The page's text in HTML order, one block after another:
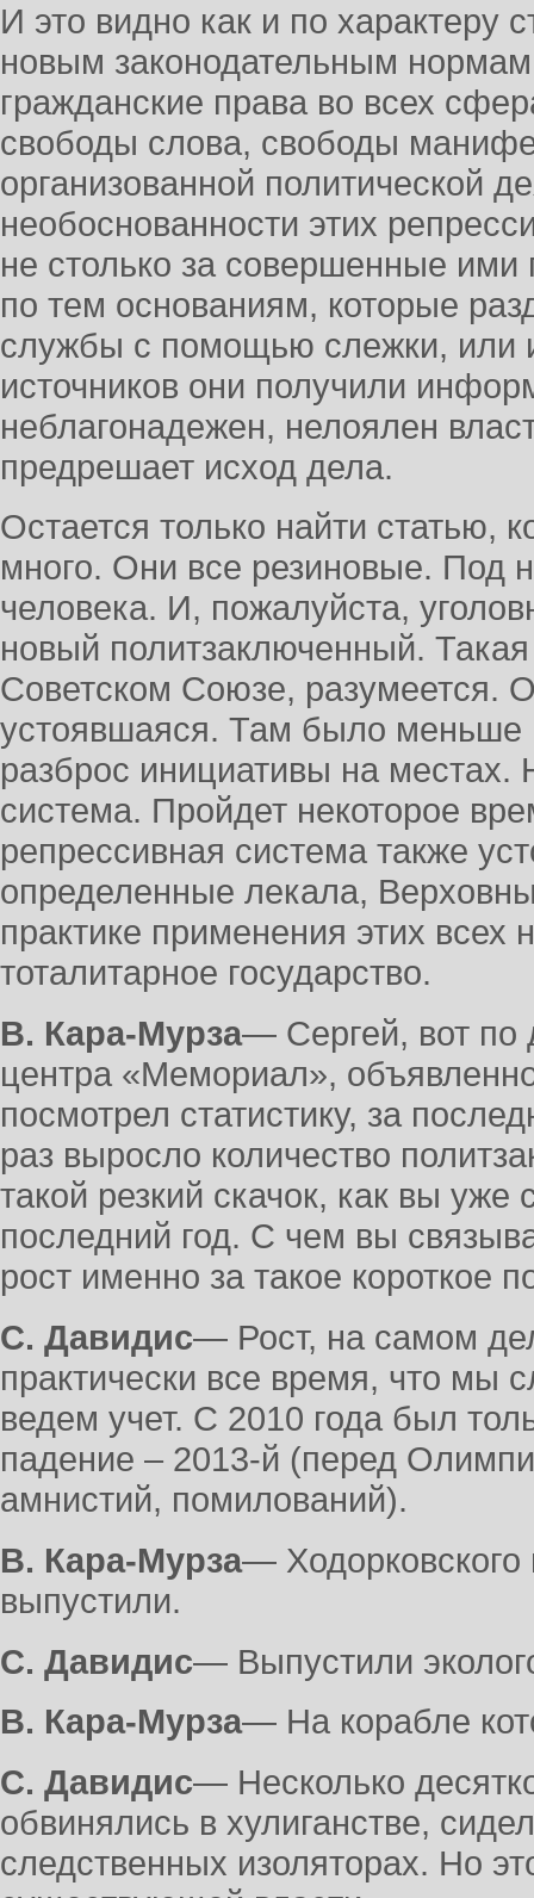
И это видно как и по характеру
новым законодательным
гражданские права во всех
свободы слова, свободы
организованной политической
необоснованности этих
не столько за совершенные ими
по тем основаниям, которые
службы с помощью слежки, или
источников они получили
неблагонадежен, нелоялен
предрешает исход дела.
Остается только найти статью,
много. Они все резиновые. Под
человека. И, пожалуйста,
новый политзаключенный.
Советском Союзе, разумеется.
устоявшаяся. Там было
разброс инициативы на
система. Пройдет некоторое
репрессивная система также
определенные лекала,
практике применения этих
тоталитарное государство.
В. Кара-Мурза― Сергей, вот по
центра «Мемориал»,
посмотрел статистику, за
раз выросло количество
такой резкий скачок, как вы уже
последний год. С чем вы
рост именно за такое короткое
С. Давидис― Рост, на самом
практически все время, что мы
ведем учет. С 2010 года был
падение – 2013-й (перед
амнистий, помилований).
В. Кара-Мурза― Ходорковского
выпустили.
С. Давидис― Выпустили
В. Кара-Мурза― На корабле
С. Давидис― Несколько
обвинялись в хулиганстве,
следственных изоляторах. Но